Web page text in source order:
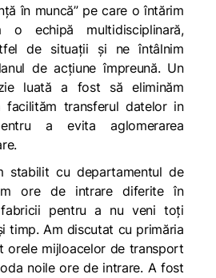
în muncă” pe care o întărim
o echipă multidisciplinară,
de situații și ne întâlnim
de acțiune împreună. Un
luată a fost să eliminăm
facilităm transferul datelor in
a evita aglomerarea
stabilit cu departamentul de
ore de intrare diferite în
pentru a nu veni toți
timp. Am discutat cu primăria
orele mijloacelor de transport
noile ore de intrare. A fost